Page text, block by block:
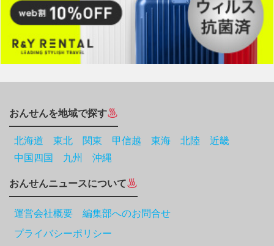
おんせんを地域で探す
北海道 東北 関東 甲信越 東海 北陸
近畿
中国四国
九州 沖縄
おんせんニュースについて
運営会社概要 編集部へのお問合せ
プライバシーポリシー